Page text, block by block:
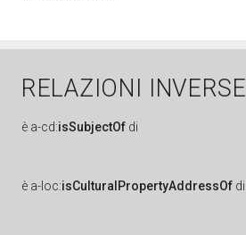
RELAZIONI INVERSE
è a-cd:isSubjectOf di
è a-loc:isCulturalPropertyAddressOf di